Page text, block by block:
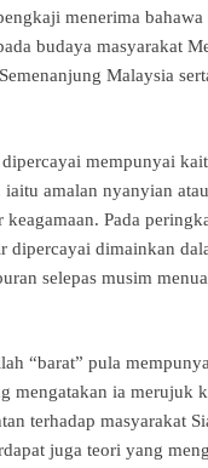
menerima bahawa
budaya masyarakat
Malaysia
mempunyai
amalan nyanyian
Pada
dipercayai dimainkan
selepas musim
“barat” pula
mengatakan ia merujuk
terhadap masyarakat
juga teori yang